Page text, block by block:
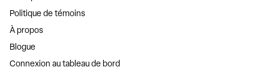
Politique de témoins
À propos
Blogue
Connexion au tableau de bord